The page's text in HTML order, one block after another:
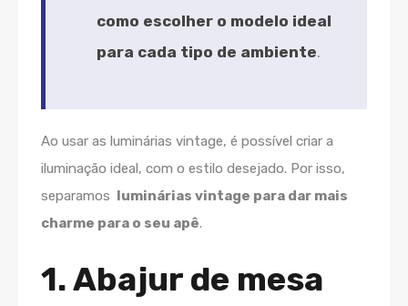
como escolher o modelo ideal
para cada tipo de ambiente.
Ao usar as luminárias vintage, é possível criar a
iluminação ideal, com o estilo desejado. Por isso,
separamos luminárias vintage para dar mais
charme para o seu apê.
1. Abajur de mesa